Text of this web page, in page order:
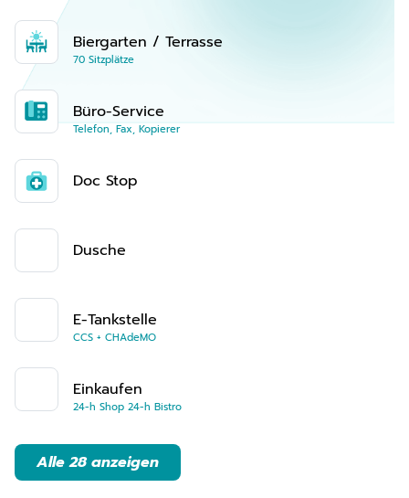
Biergarten / Terrasse
70 Sitzplätze
Büro-Service
Telefon, Fax, Kopierer
Doc Stop
Dusche
E-Tankstelle
CCS + CHAdeMO
Einkaufen
24-h Shop 24-h Bistro
Alle 28 anzeigen